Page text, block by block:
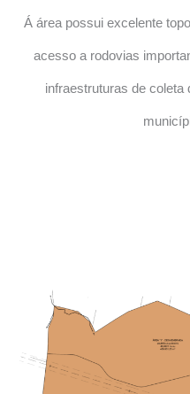
Á área possui excelente
acesso a rodovias
infraestruturas de coleta